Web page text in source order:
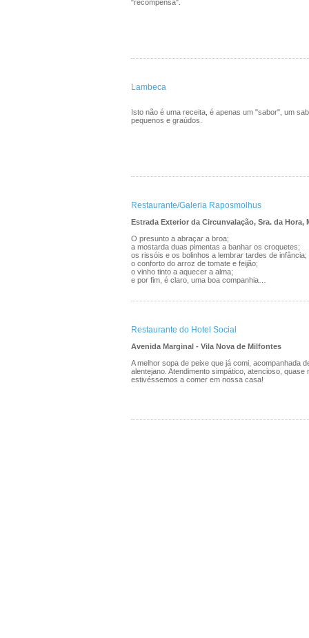
"recompensa".
Lambeca
Isto não é uma receita, é apenas um "sabor", um
pequenos e graúdos.
Restaurante/Galeria Raposmolhus
Estrada Exterior da Circunvalação, Sra. da Hora,
O presunto a abraçar a broa;
a mostarda duas pimentas a banhar os croquetes;
os rissóis e os bolinhos a lembrar tardes de infância;
o conforto do arroz de tomate e feijão;
o vinho tinto a aquecer a alma;
e por fim, é claro, uma boa companhia…
Restaurante do Hotel Social
Avenida Marginal - Vila Nova de Milfontes
A melhor sopa de peixe que já comi, acompanhada
alentejano. Atendimento simpático, atencioso, quase
estivéssemos a comer em nossa casa!